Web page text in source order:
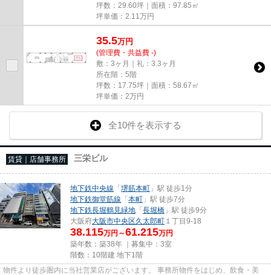
坪数：29.60坪｜面積：97.85㎡
坪単価： 2.11 万円
35.5万円
(管理費・共益費 -)
敷：3ヶ月｜礼：3.3ヶ月
所在階：5階
坪数：17.75坪｜面積：58.67㎡
坪単価： 2万円
全10件を表示する
賃貸｜店舗事務所 三栄ビル
地下鉄中央線 「堺筋本町 」駅 徒歩1分
地下鉄御堂筋線 「本町 」駅 徒歩7分
地下鉄長堀鶴見緑地 「長堀橋 」駅 徒歩9分
大阪府大阪市中央区久太郎町 １丁目9-18
38.115万円～61.215万円
築年数：築38年 ｜募集中： 3室
階数：10階建 地下1階
物件より徒歩圏内に当社営業店がございます。 事務所物件をはじめ、飲食・美